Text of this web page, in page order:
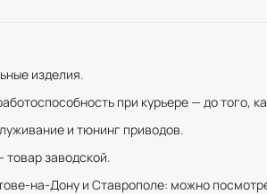
изделия.
при курьере — до того,
и тюнинг приводов.
заводской.
на-Дону и Ставрополе: можно